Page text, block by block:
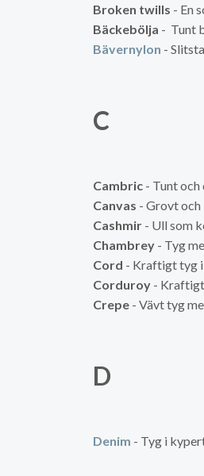
Broken twills - En
Bäckebölja - Tunt
Bävernylon -
C
Cambric - Tunt
Canvas - Grovt
Cashmir - Ull som
Chambrey - Tyg
Cord - Kraftigt tyg i
Corduroy - Kraftigt
Crepe - Vävt tyg
D
Denim - Tyg i